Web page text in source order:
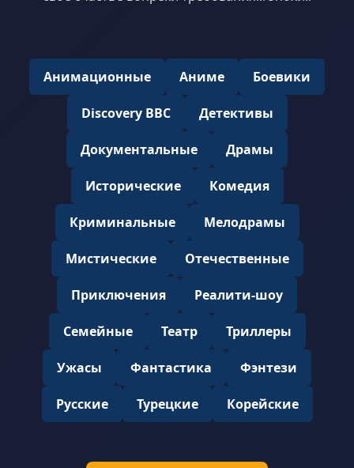
Анимационные Аниме Боевики
Discovery BBC Детективы
Документальные Драмы
Исторические Комедия
Криминальные Мелодрамы
Мистические Отечественные
Приключения Реалити-шоу
Семейные Театр Триллеры
Ужасы Фантастика Фэнтези
Русские Турецкие Корейские